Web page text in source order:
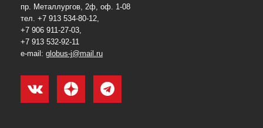
пр. Металлургов, 2ф, оф. 1-08
тел. +7 913 534-80-12,
+7 906 911-27-03,
+7 913 532-92-11
e-mail: globus-j@mail.ru